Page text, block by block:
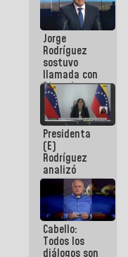
"Héroe de
Venezuela"
a servidores
públicos
Jorge
Rodríguez
sostuvo
llamada con
Dinorah
Figuera y
acuerdan
primer
encuentro
presencial
para el
diálogo
Presidenta
(E)
Rodríguez
analizó
junto a
gobernadores
planes de
recuperación
del Sistema
Eléctrico
Cabello:
Todos los
diálogos son